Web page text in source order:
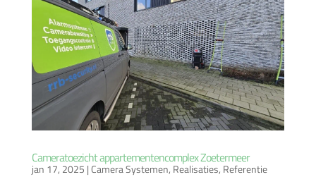
Cameratoezicht appartementencomplex Zoetermeer
jan 17, 2025 |Camera Systemen, Realisaties, Referentie